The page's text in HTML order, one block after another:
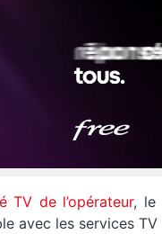
TV de l’opérateur, le
avec les services TV